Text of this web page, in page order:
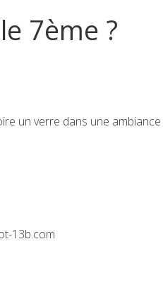
7ème ?
un verre dans une
13b.com